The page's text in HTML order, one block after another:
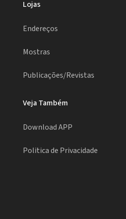
Lojas
Endereços
Mostras
Publicações/Revistas
Veja Também
Download APP
Politica de Privacidade